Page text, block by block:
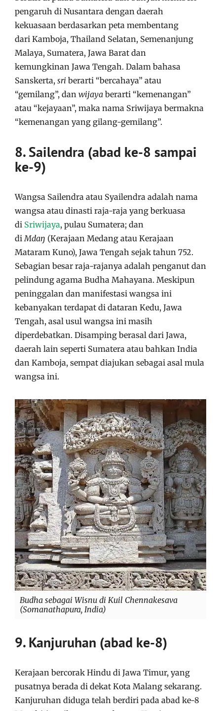
pengaruh di Nusantara dengan daerah
kekuasaan berdasarkan peta membentang
dari Kamboja, Thailand Selatan, Semenanjung
Malaya, Sumatera, Jawa Barat dan
kemungkinan Jawa Tengah. Dalam bahasa
Sanskerta, sri berarti “bercahaya” atau
“gemilang”, dan wijaya berarti “kemenangan”
atau “kejayaan”, maka nama Sriwijaya bermakna
“kemenangan yang gilang-gemilang”.
8. Sailendra (abad ke-8 sampai
ke-9)
Wangsa Sailendra atau Syailendra adalah nama
wangsa atau dinasti raja-raja yang berkuasa
di Sriwijaya, pulau Sumatera; dan
di Mdaŋ (Kerajaan Medang atau Kerajaan
Mataram Kuno), Jawa Tengah sejak tahun 752.
Sebagian besar raja-rajanya adalah penganut dan
pelindung agama Budha Mahayana. Meskipun
peninggalan dan manifestasi wangsa ini
kebanyakan terdapat di dataran Kedu, Jawa
Tengah, asal usul wangsa ini masih
diperdebatkan. Disamping berasal dari Jawa,
daerah lain seperti Sumatera atau bahkan India
dan Kamboja, sempat diajukan sebagai asal mula
wangsa ini.
Budha sebagai Wisnu di Kuil Chennakesava
(Somanathapura, India)
9. Kanjuruhan (abad ke-8)
Kerajaan bercorak Hindu di Jawa Timur, yang
pusatnya berada di dekat Kota Malang sekarang.
Kanjuruhan diduga telah berdiri pada abad ke-8